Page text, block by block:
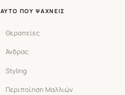
ΑΥΤΌ ΠΟΥ ΨΆΧΝΕΙΣ
Θεραπείες
Άνδρας
Styling
Περιποίηση Μαλλιών